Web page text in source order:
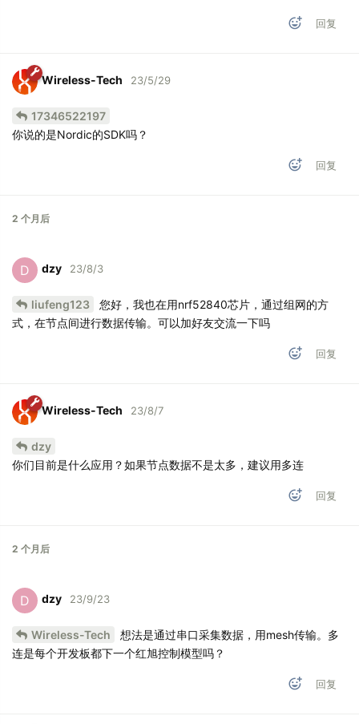
回复
Wireless-Tech 23/5/29
17346522197
你说的是Nordic的SDK吗？
回复
2 个月 后
D dzy 23/8/3
liufeng123
您好，我也在用nrf52840芯片，通过组网的方
式，在节点间进行数据传输。可以加好友交流一下吗
回复
Wireless-Tech 23/8/7
dzy
你们目前是什么应用？如果节点数据不是太多，建议用多连
回复
2 个月 后
D dzy 23/9/23
Wireless-Tech
想法是通过串口采集数据，用mesh传输。多
连是每个开发板都下一个红旭控制模型吗？
回复